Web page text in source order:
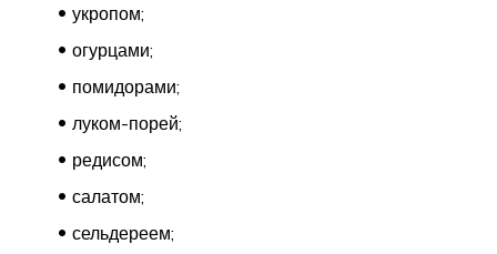
укропом;
огурцами;
помидорами;
луком-порей;
редисом;
салатом;
сельдереем;